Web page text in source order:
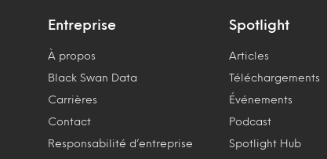
Entreprise
À propos
Black Swan Data
Carrières
Contact
Responsabilité d’entreprise
Spotlight
Articles
Téléchargements
Événements
Podcast
Spotlight Hub